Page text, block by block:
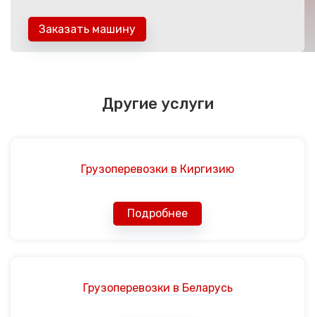
Заказать машину
Другие услуги
Грузоперевозки в Киргизию
Подробнее
Грузоперевозки в Беларусь